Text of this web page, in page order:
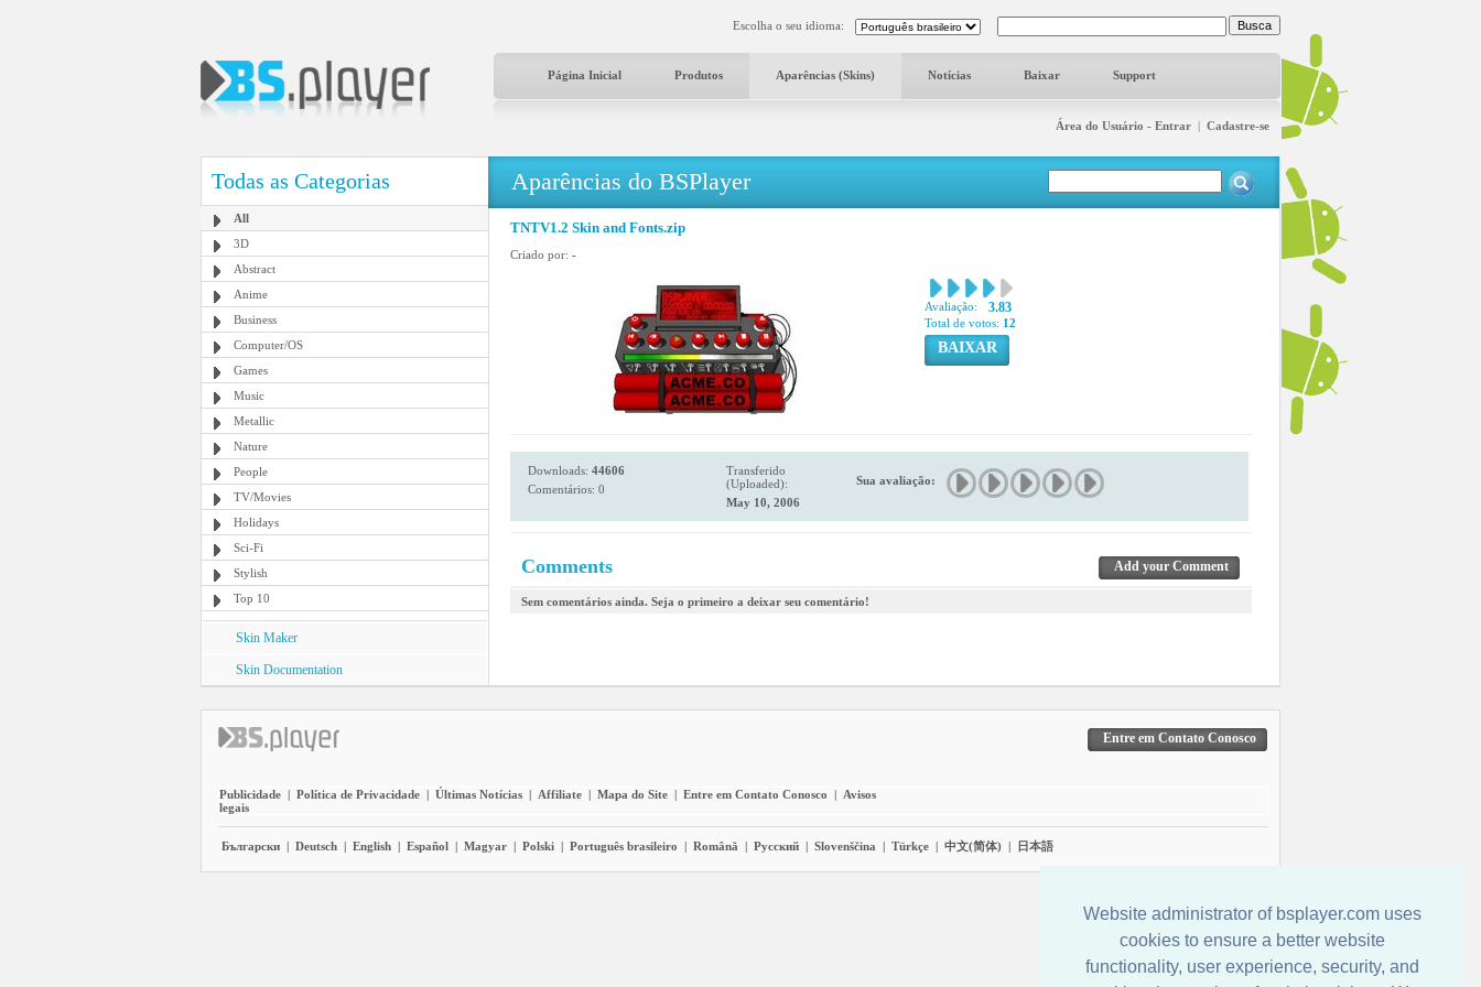
Website administrator of bsplayer.com uses
cookies to ensure a better website
functionality, user experience, security, and
Escolha o seu idioma:
Página Inicial Produtos Aparências (Skins) Notícias Baixar Support
Área do Usuário - Entrar | Cadastre-se
Todas as Categorias
All
3D
Abstract
Anime
Business
Computer/OS
Games
Music
Metallic
Nature
People
TV/Movies
Holidays
Sci-Fi
Stylish
Top 10
Skin Maker
Skin Documentation
Aparências do BSPlayer
TNTV1.2 Skin and Fonts.zip
Criado por: -
Avaliação: 3.83
Total de votos: 12
BAIXAR
Downloads: 44606
Comentários: 0
Transferido
(Uploaded):
May 10, 2006
Sua avaliação:
Comments Add your Comment
Sem comentários ainda. Seja o primeiro a deixar seu comentário!
Entre em Contato Conosco
Publicidade | Política de Privacidade | Últimas Notícias | Affiliate | Mapa do Site | Entre em Contato Conosco | Avisos
legais
Български | Deutsch | English | Español | Magyar | Polski | Português brasileiro | Română | Pyccĸий | Slovenščina | Türkçe | 中文(简体) | 日本語